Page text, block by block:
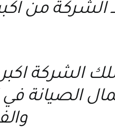
الشركة من
الشركة
الصيانة